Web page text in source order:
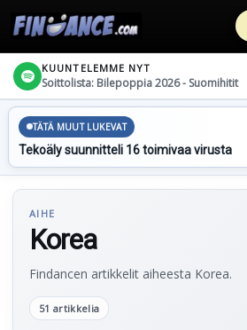
KUUNTELEMME NYT
Soittolista: Bilepoppia 2026 - Suomihitit
TÄTÄ MUUT LUKEVAT
Tekoäly suunnitteli 16 toimivaa virusta
AIHE
Korea
Findancen artikkelit aiheesta Korea.
51 artikkelia